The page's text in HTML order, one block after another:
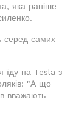
яка раніше
серед самих
їду на Tesla з
"А що
вважають